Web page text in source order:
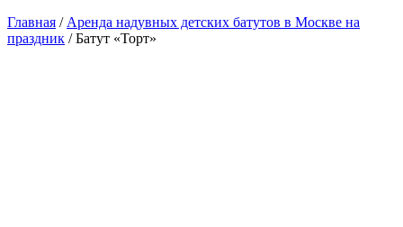
Главная / Аренда надувных детских батутов в Москве на
праздник /Батут «Торт»